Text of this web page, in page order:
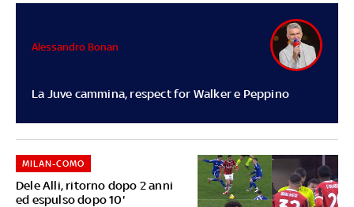
La Juve cammina, respect for Walker e Peppino
Alessandro Bonan
Dele Alli, ritorno dopo 2 anni
ed espulso dopo 10'
MILAN-COMO